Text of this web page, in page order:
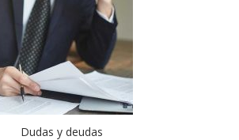
Dudas y deudas